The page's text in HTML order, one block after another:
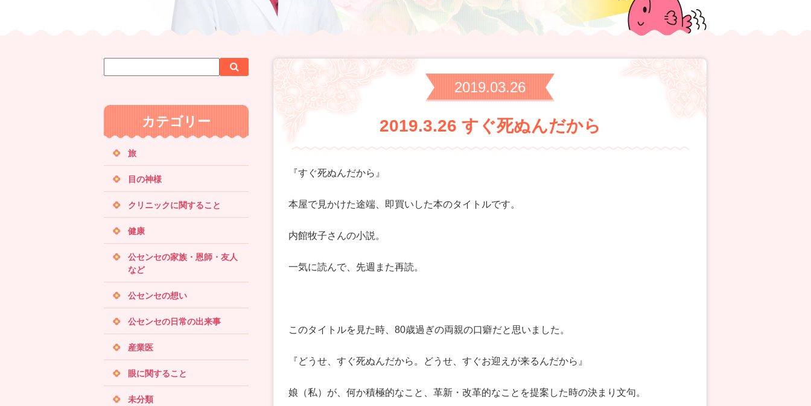
2019.03.26
2019.3.26 すぐ死ぬんだから
『すぐ死ぬんだから』
本屋で見かけた途端、即買いした本のタイトルです。
内館牧子さんの小説。
一気に読んで、先週また再読。
このタイトルを見た時、80歳過ぎの両親の口癖だと思いました。
『どうせ、すぐ死ぬんだから。どうせ、すぐお迎えが来るんだから』
娘（私）が、何か積極的なこと、革新・改革的なことを提案した時の決まり文句。
イ
内
索
索
カテゴリー
旅
目の神様
クリニックに関すること
健康
公センセの家族・恩師・友人
など
公センセの想い
公センセの日常の出来事
産業医
眼に関すること
未分類